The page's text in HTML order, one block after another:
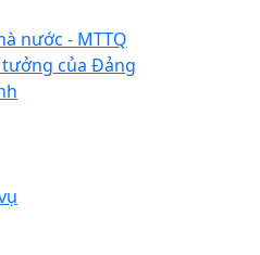
nước - MTTQ
của Đảng